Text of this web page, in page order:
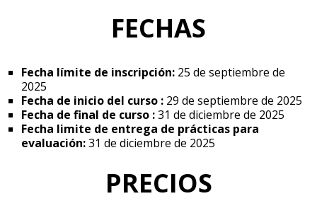
FECHAS
Fecha límite de inscripción: 25 de septiembre de
2025
Fecha de inicio del curso : 29 de septiembre de 2025
Fecha de final de curso :31 de diciembre de 2025
Fecha limite de entrega de prácticas para
evaluación:31 de diciembre de 2025
PRECIOS